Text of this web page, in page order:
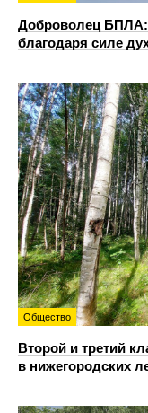
Доброволец БПЛА:
благодаря силе
Общество
Второй и третий
в нижегородских